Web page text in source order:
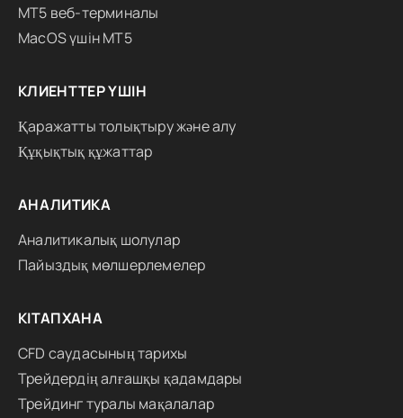
MT5 веб-терминалы
MacOS үшін MT5
КЛИЕНТТЕР ҮШІН
Қаражатты толықтыру және алу
Құқықтық құжаттар
АНАЛИТИКА
Аналитикалық шолулар
Пайыздық мөлшерлемелер
КІТАПХАНА
CFD саудасының тарихы
Трейдердің алғашқы қадамдары
Трейдинг туралы мақалалар